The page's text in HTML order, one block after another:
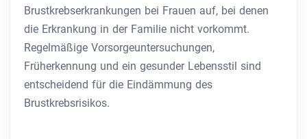
Brustkrebserkrankungen bei Frauen auf, bei denen
die Erkrankung in der Familie nicht vorkommt.
Regelmäßige Vorsorgeuntersuchungen,
Früherkennung und ein gesunder Lebensstil sind
entscheidend für die Eindämmung des
Brustkrebsrisikos.